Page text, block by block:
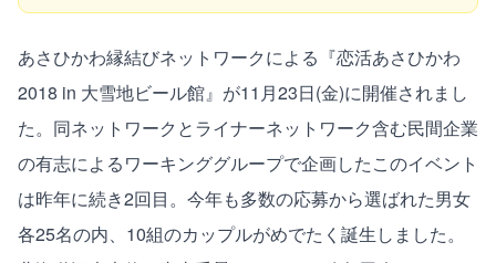
あさひかわ縁結びネットワークによる『恋活あさひかわ
2018 in 大雪地ビール館』が11月23日(金)に開催されまし
た。同ネットワークとライナーネットワーク含む民間企業
の有志によるワーキンググループで企画したこのイベント
は昨年に続き2回目。今年も多数の応募から選ばれた男女
各25名の内、10組のカップルがめでたく誕生しました。